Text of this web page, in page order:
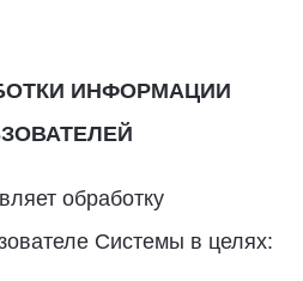
ИНФОРМАЦИИ
обработку
Системы в целях: